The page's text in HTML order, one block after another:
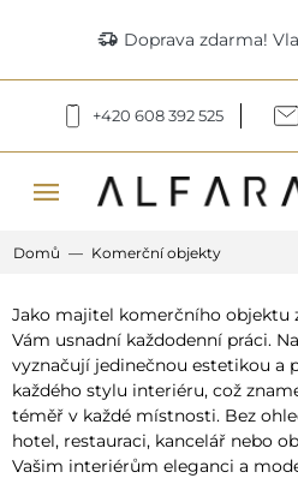
delivery_truck_speed Doprava zdarma!
+420 608 392 525
menu
Domů Komerční objekty
Jako majitel komerčního objektu
Vám usnadní každodenní práci.
vyznačují jedinečnou estetikou a
každého stylu interiéru, což
téměř v každé místnosti. Bez
hotel, restauraci, kancelář nebo
Vašim interiérům eleganci a